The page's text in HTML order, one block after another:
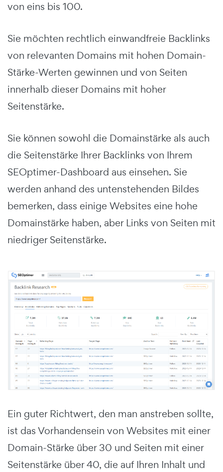
von eins bis 100.
Sie möchten rechtlich einwandfreie Backlinks
von relevanten Domains mit hohen Domain-
Stärke-Werten gewinnen und von Seiten
innerhalb dieser Domains mit hoher
Seitenstärke.
Sie können sowohl die Domainstärke als auch
die Seitenstärke Ihrer Backlinks von Ihrem
SEOptimer-Dashboard aus einsehen. Sie
werden anhand des untenstehenden Bildes
bemerken, dass einige Websites eine hohe
Domainstärke haben, aber Links von Seiten mit
niedriger Seitenstärke.
Ein guter Richtwert, den man anstreben sollte,
ist das Vorhandensein von Websites mit einer
Domain-Stärke über 30 und Seiten mit einer
Seitenstärke über 40, die auf Ihren Inhalt und